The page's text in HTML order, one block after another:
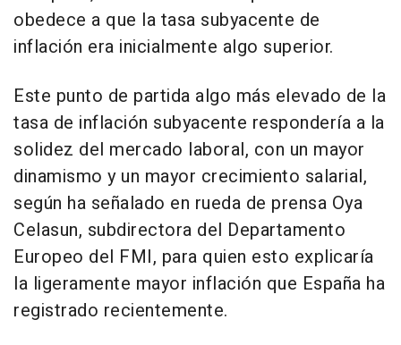
obedece a que la tasa subyacente de
inflación era inicialmente algo superior.
Este punto de partida algo más elevado de la
tasa de inflación subyacente respondería a la
solidez del mercado laboral, con un mayor
dinamismo y un mayor crecimiento salarial,
según ha señalado en rueda de prensa Oya
Celasun, subdirectora del Departamento
Europeo del FMI, para quien esto explicaría
la ligeramente mayor inflación que España ha
registrado recientemente.